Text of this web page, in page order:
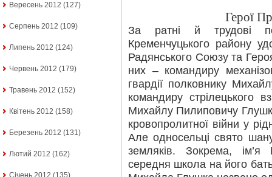
Вересень 2012 (127)
Серпень 2012 (109)
Липень 2012 (124)
Червень 2012 (179)
Травень 2012 (152)
Квітень 2012 (158)
Березень 2012 (131)
Лютий 2012 (162)
Герої
За ратні й трудові
Кременчуцького району
Радянського Союзу та
них – командиру
гвардії полковнику
командиру стрілецького
Михайлу Пилиповичу
кровопролитної війни у
Але односельці свято
земляків. Зокрема,
середня школа на його